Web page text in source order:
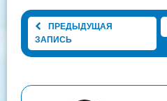
ПРЕДЫДУЩАЯ
ЗАПИСЬ